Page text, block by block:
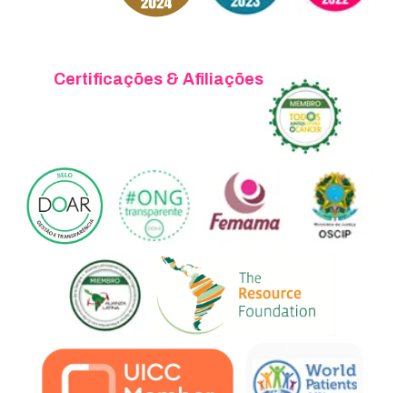
Certificações & Afiliações